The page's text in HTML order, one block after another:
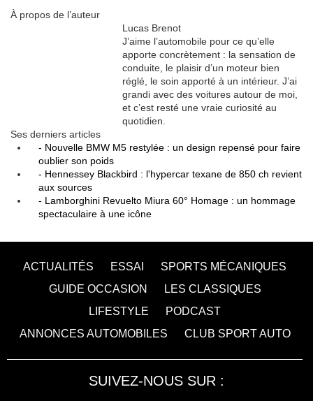
À propos de l’auteur
Lucas Brenot
J’aime l’automobile pour ce qu’elle
apporte concrètement : la sensation de
conduite, le plaisir d’un moteur bien
réglé, le soin apporté à un intérieur. J’ai
grandi avec des voitures autour de moi,
et c’est resté une vraie curiosité au
quotidien.
Ses derniers articles
- Nouvelle BMW M5 restylée : un design repensé pour faire
oublier son poids
- Hennessey Blackbird : l'hypercar texane de 850 ch revient
aux sources
- Lamborghini Revuelto Miura 60° Homage : un hommage
spectaculaire à une icône
ACTUALITÉS ESSAI
SPORTS MÉCANIQUES
GUIDE OCCASION
LES CLASSIQUES
LIFESTYLE
PODCAST
ANNONCES AUTOMOBILES
CLUB SPORT AUTO
SUIVEZ-NOUS SUR :